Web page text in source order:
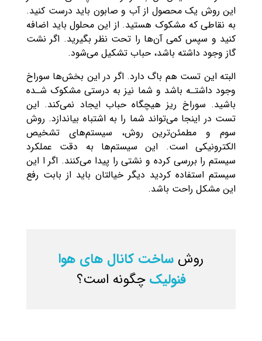
این روش یک محصول از آب و صابون باید درست کنید.
به نقاطی که مشکوک هستید. از این محلول باید اضافه
کنید و سپس کمی آن‌ها را تحت نظر بگیرید. اگر نشت
گاز وجود داشته باشد، حباب تشکیل می‌شود.
البته این تست هم باگ دارد. اگر در این بخش‌ها سوراخ
وجود داشتـه باشد و شما نیز به درستی مشکوک شـده
باشید. سوراخ ریز هیچگاه حباب ایجاد نمی‌کند. این
تست در اینجا می‌تواند شما را به اشتباه بیاندازد. روش
سوم و مطمئن‌ترین روش، سیستم‌های تشخیص
الکترونیکی است. این سیستم‌ها به دقت عملکرد
سیستم را بررسی کرده و نشتی را پیدا می‌کنند. اگر ا این
سیستم استفاده کردید دیگر خیالتان باید از بابت رفع
این مشکل راحت باشد‌‌.
روش ساخت کانال های هوا
فنولیک چگونه است؟